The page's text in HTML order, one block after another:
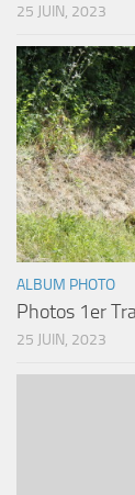
25 JUIN, 2023
ALBUM PHOTO
Photos 1er
25 JUIN, 2023